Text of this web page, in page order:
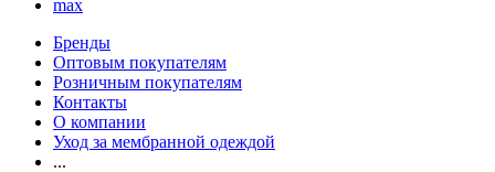
max
Бренды
Оптовым покупателям
Розничным покупателям
Контакты
О компании
Уход за мембранной одеждой
...